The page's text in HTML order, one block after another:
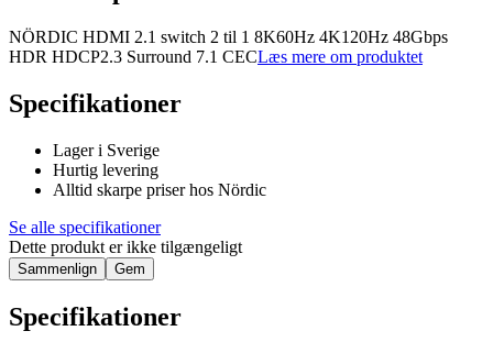
NÖRDIC HDMI 2.1 switch 2 til 1 8K60Hz 4K120Hz 48Gbps
HDR HDCP2.3 Surround 7.1 CECLæs mere om produktet
Specifikationer
Lager i Sverige
Hurtig levering
Alltid skarpe priser hos Nördic
Se alle specifikationer
Dette produkt er ikke tilgængeligt
Sammenlign Gem
Specifikationer